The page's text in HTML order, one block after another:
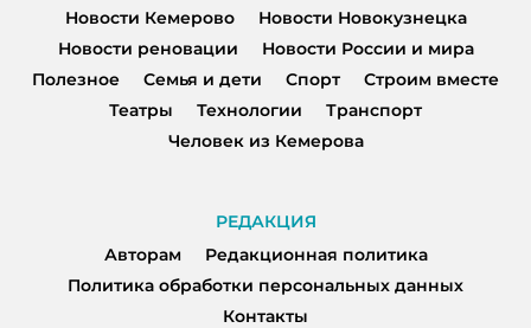
Новости Кемерово
Новости Новокузнецка
Новости реновации
Новости России и мира
Полезное
Семья и дети Спорт
Строим вместе
Театры
Технологии
Транспорт
Человек из Кемерова
РЕДАКЦИЯ
Авторам
Редакционная политика
Политика обработки персональных данных
Контакты